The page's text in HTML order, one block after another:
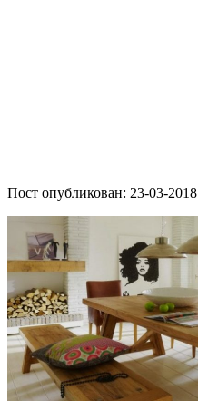
Пост опубликован: 23-03-2018